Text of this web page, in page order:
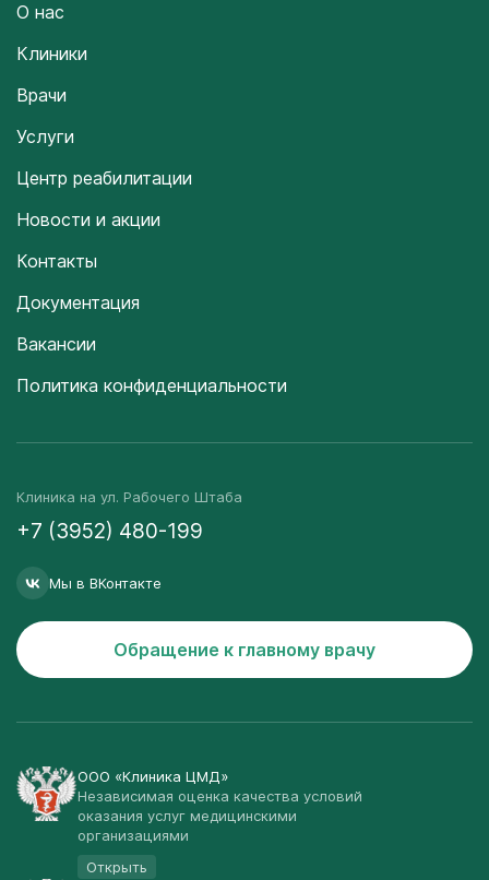
О нас
Клиники
Врачи
Услуги
Центр реабилитации
Новости и акции
Контакты
Документация
Вакансии
Политика конфиденциальности
Клиника на ул. Рабочего Штаба
+7 (3952) 480-199
Мы в ВКонтакте
Обращение к главному врачу
ООО «Клиника ЦМД»
Независимая оценка качества условий
оказания услуг медицинскими
организациями
Открыть